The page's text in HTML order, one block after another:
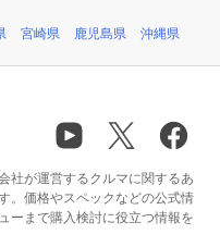
宮崎県 鹿児島県 沖縄県
社が運営するクルマに関するあ
。価格やスペックなどの公式情
ーまで購入検討に役立つ情報を